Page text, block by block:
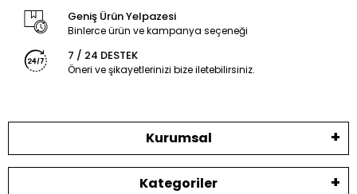
Geniş Ürün Yelpazesi
Binlerce ürün ve kampanya seçeneği
7 / 24 DESTEK
Öneri ve şikayetlerinizi bize iletebilirsiniz.
Kurumsal
Kategoriler